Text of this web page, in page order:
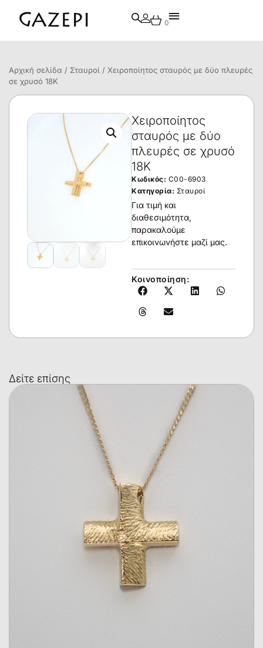
0
Αρχική σελίδα / Σταυροί / Χειροποίητος σταυρός με δύο πλευρές
σε χρυσό 18Κ
Χειροποίητος
σταυρός με δύο
πλευρές σε χρυσό
18Κ
Κωδικός: C00-6903
Κατηγορία: Σταυροί
Για τιμή και
διαθεσιμότητα,
παρακαλούμε
επικοινωνήστε μαζί μας.
Κοινοποίηση:
Δείτε επίσης